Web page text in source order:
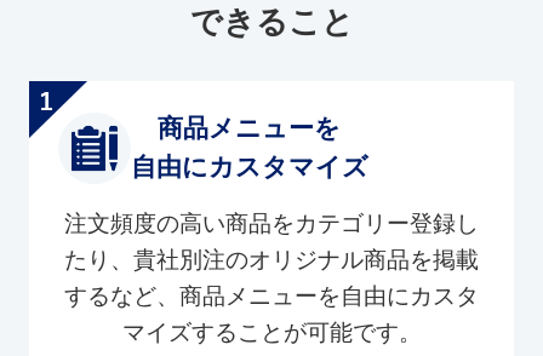
できること
商品メニューを
自由にカスタマイズ
注文頻度の高い商品をカテゴリー登録し
たり、貴社別注のオリジナル商品を掲載
するなど、商品メニューを自由にカスタ
マイズすることが可能です。